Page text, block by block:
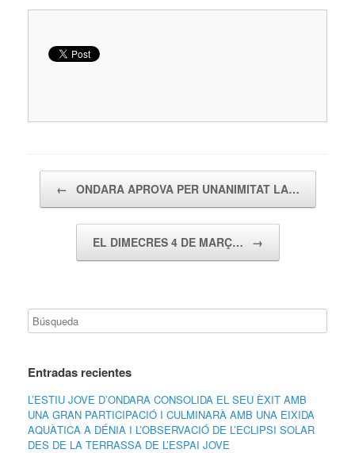
← ONDARA APROVA PER UNANIMITAT LA…
EL DIMECRES 4 DE MARÇ… →
Entradas recientes
L’ESTIU JOVE D’ONDARA CONSOLIDA EL SEU ÈXIT AMB
UNA GRAN PARTICIPACIÓ I CULMINARÀ AMB UNA EIXIDA
AQUÀTICA A DÉNIA I L’OBSERVACIÓ DE L’ECLIPSI SOLAR
DES DE LA TERRASSA DE L’ESPAI JOVE